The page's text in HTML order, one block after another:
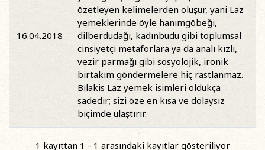
16.04.2018
özetleyen kelimelerden oluşur, yani Laz
yemeklerinde öyle hanımgöbeği,
dilberdudağı, kadınbudu gibi toplumsal
cinsiyetçi metaforlara ya da analı kızlı,
vezir parmağı gibi sosyolojik, ironik
birtakım göndermelere hiç rastlanmaz.
Bilakis Laz yemek isimleri oldukça
sadedir; sizi öze en kısa ve dolaysız
biçimde ulaştırır.
1 kayıttan 1 - 1 arasındaki kayıtlar gösteriliyor